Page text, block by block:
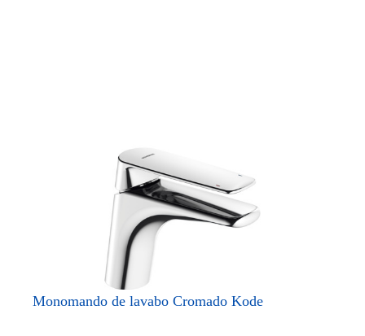
Monomando de lavabo Cromado Kode